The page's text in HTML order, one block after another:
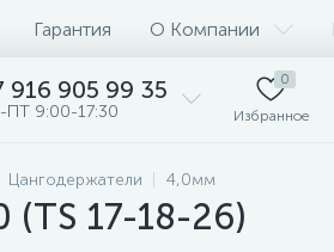
Гарантия О Компании
916 905 99 35
ПТ 9:00-17:30
0
Избранное
Цангодержатели 4,0мм
(TS 17-18-26)